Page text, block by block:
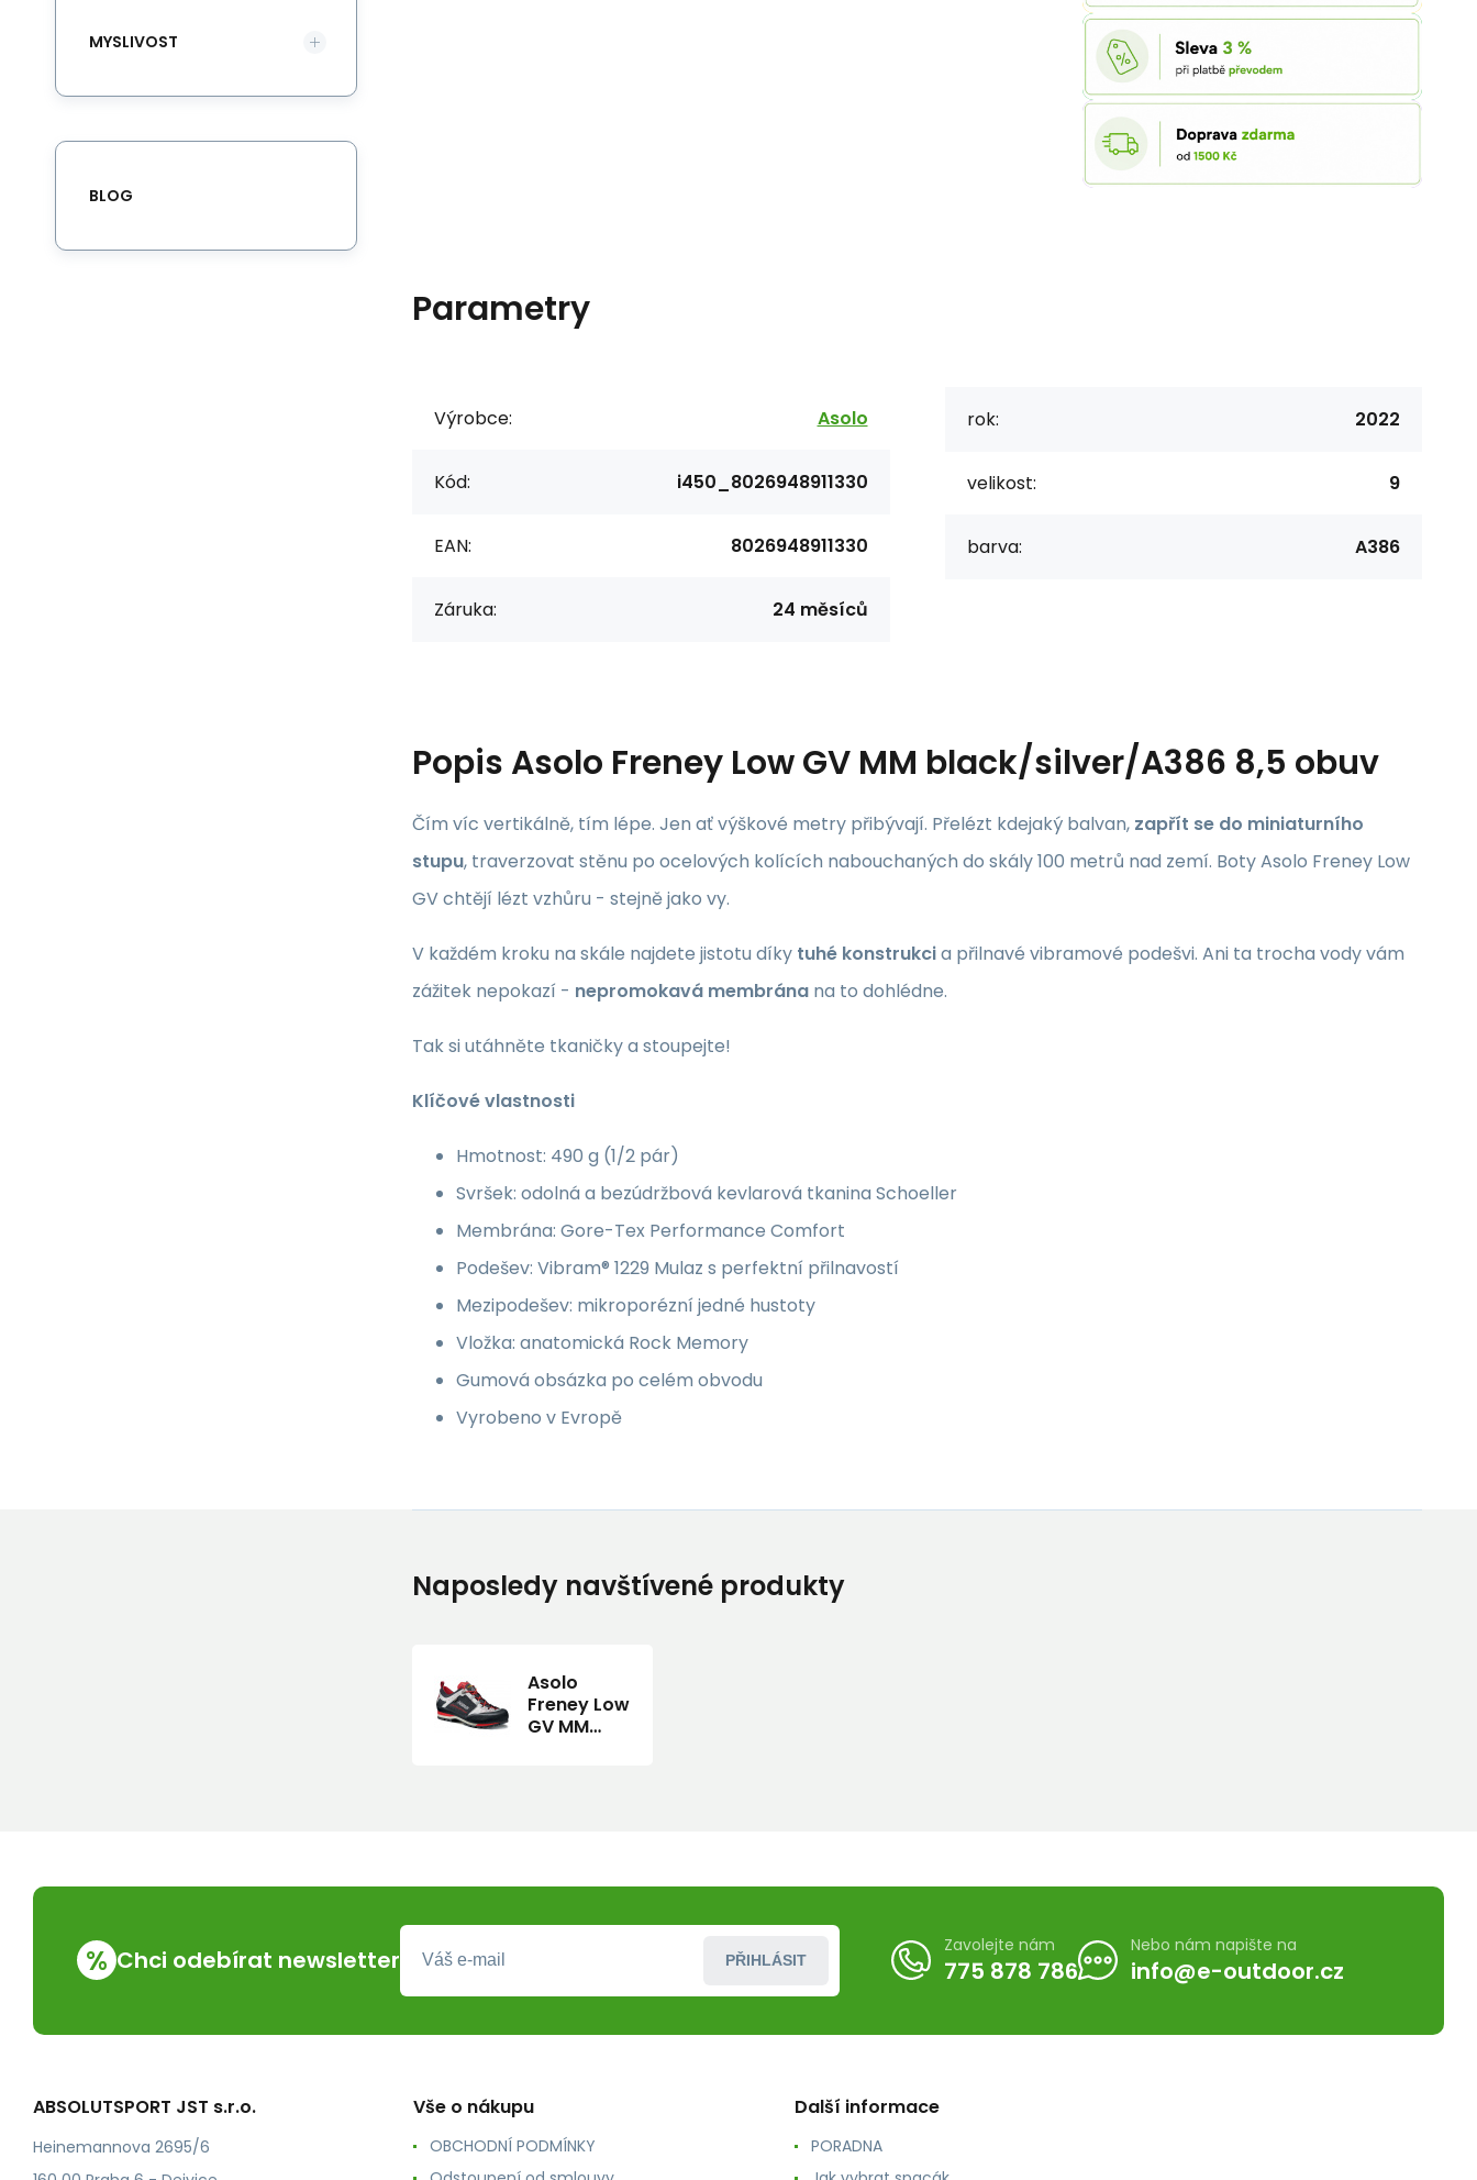
Parametry
Výrobce: Asolo
Kód: i450_8026948911330
EAN: 8026948911330
Záruka: 24 měsíců
rok: 2022
velikost: 9
barva: A386
Popis Asolo Freney Low GV MM black/silver/A386 8,5 obuv
Čím víc vertikálně, tím lépe. Jen ať výškové metry přibývají. Přelézt kdejaký balvan, zapřít se do miniaturního
stupu, traverzovat stěnu po ocelových kolících nabouchaných do skály 100 metrů nad zemí. Boty Asolo Freney Low
GV chtějí lézt vzhůru - stejně jako vy.
V každém kroku na skále najdete jistotu díky tuhé konstrukcia přilnavé vibramové podešvi. Ani ta trocha vody vám
zážitek nepokazí - nepromokavá membrána na to dohlédne.
Tak si utáhněte tkaničky a stoupejte!
Klíčové vlastnosti
Hmotnost: 490 g (1/2 pár)
Svršek: odolná a bezúdržbová kevlarová tkanina Schoeller
Membrána: Gore-Tex Performance Comfort
Podešev: Vibram® 1229 Mulaz s perfektní přilnavostí
Mezipodešev: mikroporézní jedné hustoty
Vložka: anatomická Rock Memory
Gumová obsázka po celém obvodu
Vyrobeno v Evropě
MYSLIVOST
BLOG
Naposledy navštívené produkty
Asolo
Freney Low
GV MM
% Chci odebírat newsletter PŘIHLÁSIT
Zavolejte nám
775 878 786
Nebo nám napište na
info@e-outdoor.cz
ABSOLUTSPORT JST s.r.o.
Heinemannova 2695/6
Vše o nákupu
OBCHODNÍ PODMÍNKY
Další informace
PORADNA